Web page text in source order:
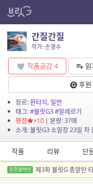
간질간질
작가: 손경수
작품공감 4
후원
장르:판타지, 일반
태그:#불릿G3#알레르기
평점
×10| 분량: 37매
소개: 불릿G3 소일장 23일 차
작품 리뷰 단
추천셀렉션 제3회 불릿G 총알탄